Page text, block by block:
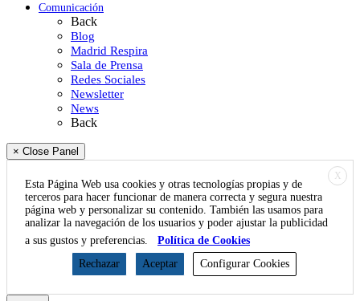
Comunicación
Back
Blog
Madrid Respira
Sala de Prensa
Redes Sociales
Newsletter
News
Back
× Close Panel
X
Esta Página Web usa cookies y otras tecnologías propias y de
terceros para hacer funcionar de manera correcta y segura nuestra
página web y personalizar su contenido. También las usamos para
analizar la navegación de los usuarios y poder ajustar la publicidad
a sus gustos y preferencias.
Política de Cookies
Rechazar
Aceptar Configurar Cookies